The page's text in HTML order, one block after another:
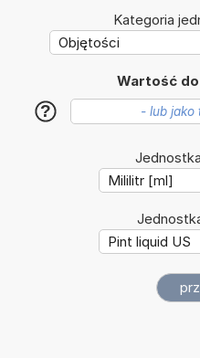
Kategoria
Wartość
?